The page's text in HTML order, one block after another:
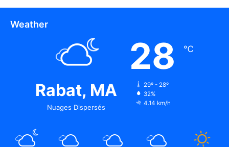
Weather
Rabat, MA
Nuages Dispersés
28 ℃
29º - 28º
32%
4.14 km/h